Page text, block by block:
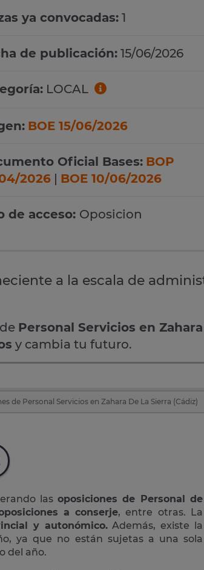
ya convocadas: 1
de publicación: 15/06/2026
LOCAL
BOE 15/06/2026
Oficial Bases: BOP
2026 | BOE 10/06/2026
de acceso: Oposicion
a la escala de
Personal Servicios en
y cambia tu futuro.
de Personal Servicios en Zahara De La Sierra (Cádiz)
lasoposiciones de Personal de
a conserje, entre otras. La
y autonómico.Además, existe la
ya que no están sujetas a una sola
del año.